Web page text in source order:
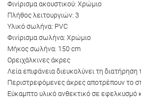
Φινίρισμα ακουστικού: Χρώμιο
Πλήθος λειτουργιών: 3
Υλικό σωλήνα: PVC
Φινίρισμα σωλήνα: Χρώμιο
Μήκος σωλήνα: 150 cm
Ορειχάλκινες άκρες
Λεία επιφάνεια διευκολύνει τη
Περιστρεφόμενες άκρες αποτρέπουν το
Εύκαμπτο υλικό ανθεκτικό σε εφελκυσμό